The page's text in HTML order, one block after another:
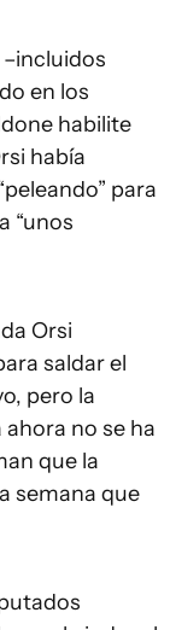
–incluidos
en los
habilite
había
para
“unos
Orsi
saldar el
pero la
no se ha
que la
semana que